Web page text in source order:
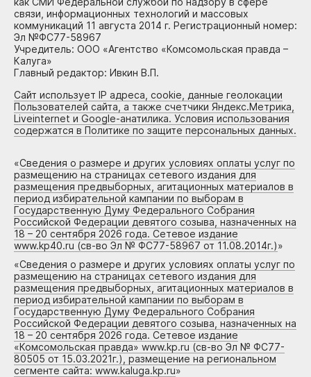
связи, информационных технологий и массовых
коммуникаций 11 августа 2014 г. Регистрационный номер:
Эл №ФС77-58967
Учредитель: ООО «Агентство «Комсомольская правда –
Калуга»
Главный редактор: Ивкин В.П.
Сайт использует IP адреса, cookie, данные геолокации
Пользователей сайта, а также счетчики Яндекс.Метрика,
Liveinternet и Google-анатилика. Условия использования
содержатся в Политике по защите персональных данных.
«Сведения о размере и других условиях оплаты услуг по
размещению на страницах сетевого издания для
размещения предвыборных, агитационных материалов в
период избирательной кампании по выборам в
Государственную Думу Федерального Собрания
Российской Федерации девятого созыва, назначенных на
18 – 20 сентября 2026 года. Сетевое издание
www.kp40.ru (св-во Эл № ФС77-58967 от 11.08.2014г.)»
«Сведения о размере и других условиях оплаты услуг по
размещению на страницах сетевого издания для
размещения предвыборных, агитационных материалов в
период избирательной кампании по выборам в
Государственную Думу Федерального Собрания
Российской Федерации девятого созыва, назначенных на
18 – 20 сентября 2026 года. Сетевое издание
«Комсомольская правда» www.kp.ru (св-во Эл № ФС77-
80505 от 15.03.2021г.), размещение на региональном
сегменте сайта: www.kaluga.kp.ru»